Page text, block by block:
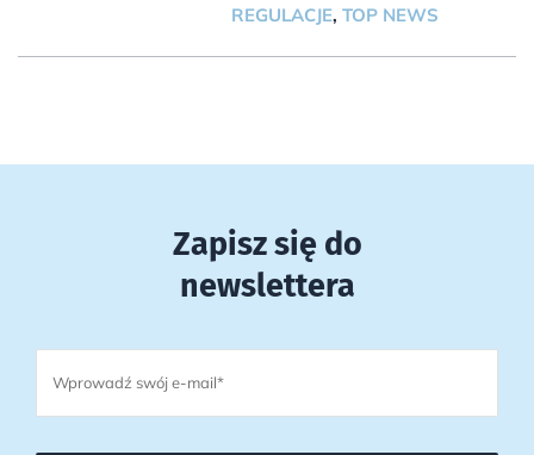
REGULACJE, TOP NEWS
Zapisz się do
newslettera